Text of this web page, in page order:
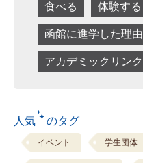
食べる 体験する
函館に進学した理由
アカデミックリンク
人気 のタグ
イベント 学生団体